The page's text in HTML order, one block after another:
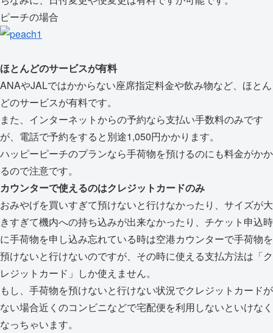
ピーチの場合
ほとんどのサービスが有料
ANAやJALではかからない座席指定料金や飲み物など、ほとん
どのサービスが有料です。
また、インターネットからの予約なら支払い手数料のみです
が、電話で予約をすると別途1,050円かかります。
ハッピーピーチのプランなら手荷物を預けるのにも料金がかか
るので注意です。
カウンターで使えるのはクレジットカードのみ
おみやげを買いすぎて預けないと行けなかったり、サイズが大
きすぎて機内への持ち込みが出来なかったり、チケット申込時
に手荷物を申し込み忘れている時は空港カウンターで手荷物を
預けないと行けないのですが、その時に使える支払方法は「ク
レジットカード」しか使えません。
もし、手荷物を預けないと行けない状況でクレジットカードが
ない場合近くのコンビニなどで宅配便を利用しないといけなく
なっちゃいます。